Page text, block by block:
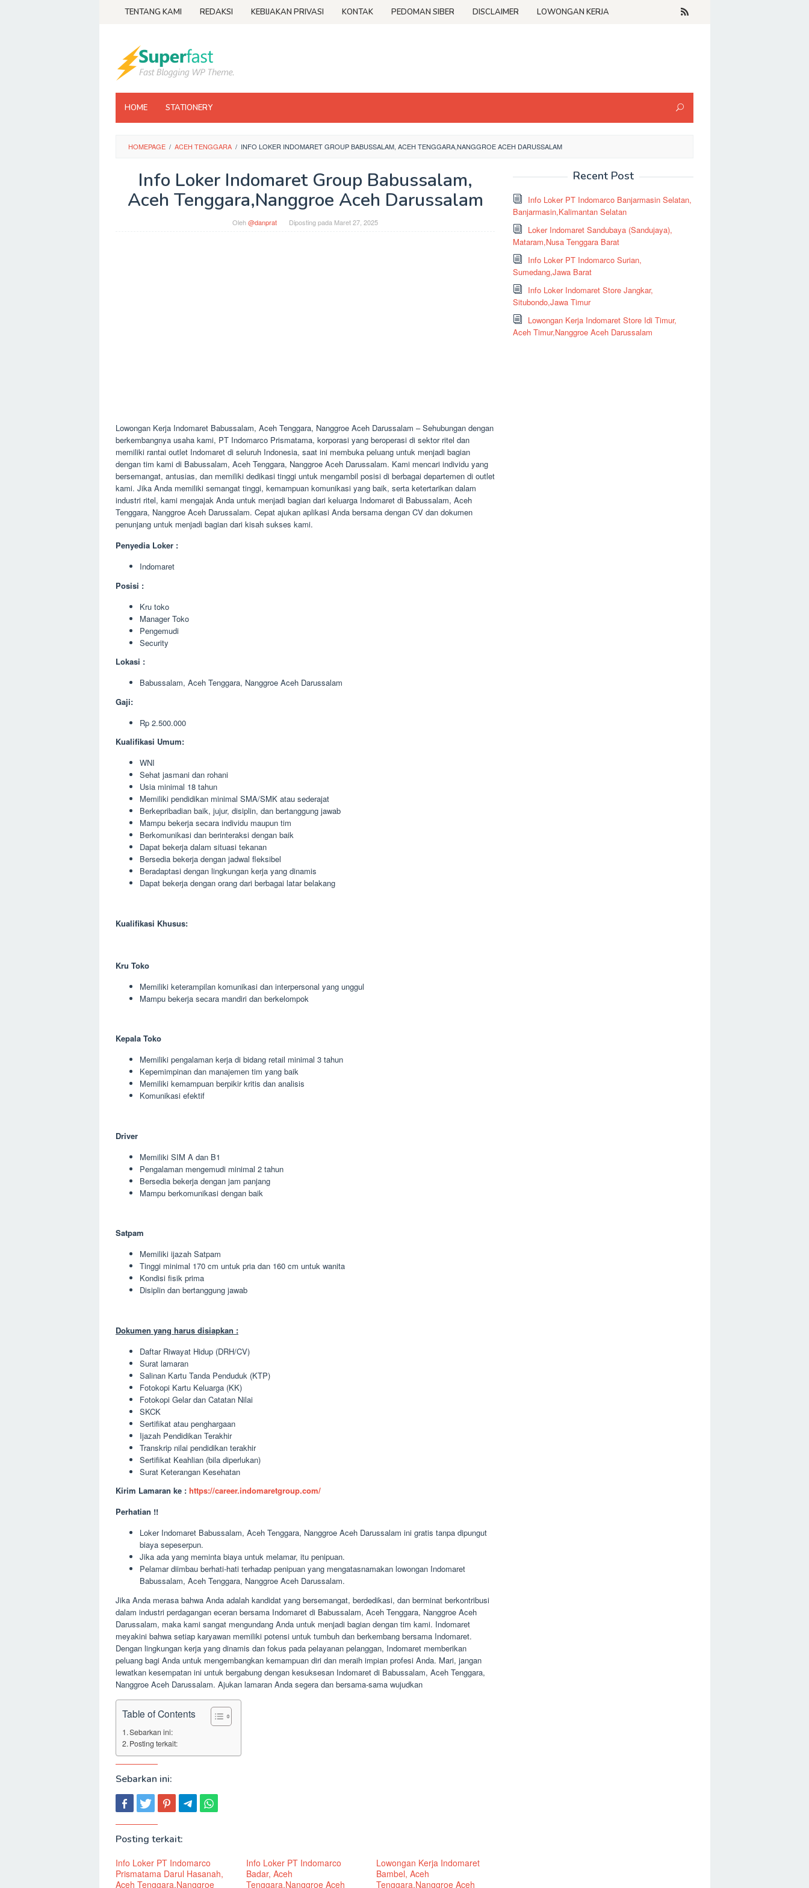
TENTANG KAMI REDAKSI KEBIJAKAN PRIVASI KONTAK PEDOMAN SIBER DISCLAIMER LOWONGAN KERJA
HOME STATIONERY
HOMEPAGE / ACEH TENGGARA / INFO LOKER INDOMARET GROUP BABUSSALAM, ACEH TENGGARA,NANGGROE ACEH DARUSSALAM
Info Loker Indomaret Group Babussalam,
Aceh Tenggara,Nanggroe Aceh Darussalam
Oleh@danprat Diposting pada Maret 27, 2025
Lowongan Kerja Indomaret Babussalam, Aceh Tenggara, Nanggroe Aceh Darussalam – Sehubungan dengan
berkembangnya usaha kami, PT Indomarco Prismatama, korporasi yang beroperasi di sektor ritel dan
memiliki rantai outlet Indomaret di seluruh Indonesia, saat ini membuka peluang untuk menjadi bagian
dengan tim kami di Babussalam, Aceh Tenggara, Nanggroe Aceh Darussalam. Kami mencari individu yang
bersemangat, antusias, dan memiliki dedikasi tinggi untuk mengambil posisi di berbagai departemen di outlet
kami. Jika Anda memiliki semangat tinggi, kemampuan komunikasi yang baik, serta ketertarikan dalam
industri ritel, kami mengajak Anda untuk menjadi bagian dari keluarga Indomaret di Babussalam, Aceh
Tenggara, Nanggroe Aceh Darussalam. Cepat ajukan aplikasi Anda bersama dengan CV dan dokumen
penunjang untuk menjadi bagian dari kisah sukses kami.
Penyedia Loker :
Indomaret
Posisi :
Kru toko
Manager Toko
Pengemudi
Security
Lokasi :
Babussalam, Aceh Tenggara, Nanggroe Aceh Darussalam
Gaji:
Rp 2.500.000
Kualifikasi Umum:
WNI
Sehat jasmani dan rohani
Usia minimal 18 tahun
Memiliki pendidikan minimal SMA/SMK atau sederajat
Berkepribadian baik, jujur, disiplin, dan bertanggung jawab
Mampu bekerja secara individu maupun tim
Berkomunikasi dan berinteraksi dengan baik
Dapat bekerja dalam situasi tekanan
Bersedia bekerja dengan jadwal fleksibel
Beradaptasi dengan lingkungan kerja yang dinamis
Dapat bekerja dengan orang dari berbagai latar belakang
Kualifikasi Khusus:
Kru Toko
Memiliki keterampilan komunikasi dan interpersonal yang unggul
Mampu bekerja secara mandiri dan berkelompok
Kepala Toko
Memiliki pengalaman kerja di bidang retail minimal 3 tahun
Kepemimpinan dan manajemen tim yang baik
Memiliki kemampuan berpikir kritis dan analisis
Komunikasi efektif
Driver
Memiliki SIM A dan B1
Pengalaman mengemudi minimal 2 tahun
Bersedia bekerja dengan jam panjang
Mampu berkomunikasi dengan baik
Satpam
Memiliki ijazah Satpam
Tinggi minimal 170 cm untuk pria dan 160 cm untuk wanita
Kondisi fisik prima
Disiplin dan bertanggung jawab
Dokumen yang harus disiapkan :
Daftar Riwayat Hidup (DRH/CV)
Surat lamaran
Salinan Kartu Tanda Penduduk (KTP)
Fotokopi Kartu Keluarga (KK)
Fotokopi Gelar dan Catatan Nilai
SKCK
Sertifikat atau penghargaan
Ijazah Pendidikan Terakhir
Transkrip nilai pendidikan terakhir
Sertifikat Keahlian (bila diperlukan)
Surat Keterangan Kesehatan
Kirim Lamaran ke : https://career.indomaretgroup.com/
Perhatian !!
Loker Indomaret Babussalam, Aceh Tenggara, Nanggroe Aceh Darussalam ini gratis tanpa dipungut
biaya sepeserpun.
Jika ada yang meminta biaya untuk melamar, itu penipuan.
Pelamar diimbau berhati-hati terhadap penipuan yang mengatasnamakan lowongan Indomaret
Babussalam, Aceh Tenggara, Nanggroe Aceh Darussalam.
Jika Anda merasa bahwa Anda adalah kandidat yang bersemangat, berdedikasi, dan berminat berkontribusi
dalam industri perdagangan eceran bersama Indomaret di Babussalam, Aceh Tenggara, Nanggroe Aceh
Darussalam, maka kami sangat mengundang Anda untuk menjadi bagian dengan tim kami. Indomaret
meyakini bahwa setiap karyawan memiliki potensi untuk tumbuh dan berkembang bersama Indomaret.
Dengan lingkungan kerja yang dinamis dan fokus pada pelayanan pelanggan, Indomaret memberikan
peluang bagi Anda untuk mengembangkan kemampuan diri dan meraih impian profesi Anda. Mari, jangan
lewatkan kesempatan ini untuk bergabung dengan kesuksesan Indomaret di Babussalam, Aceh Tenggara,
Nanggroe Aceh Darussalam. Ajukan lamaran Anda segera dan bersama-sama wujudkan
Table of Contents
Sebarkan ini:
Posting terkait:
Sebarkan ini:
Posting terkait:
Info Loker PT Indomarco
Prismatama Darul Hasanah,
Aceh Tenggara,Nanggroe
Info Loker PT Indomarco
Badar, Aceh
Tenggara,Nanggroe Aceh
Lowongan Kerja Indomaret
Bambel, Aceh
Tenggara,Nanggroe Aceh
Recent Post
Info Loker PT Indomarco Banjarmasin Selatan,
Banjarmasin,Kalimantan Selatan
Loker Indomaret Sandubaya (Sandujaya),
Mataram,Nusa Tenggara Barat
Info Loker PT Indomarco Surian,
Sumedang,Jawa Barat
Info Loker Indomaret Store Jangkar,
Situbondo,Jawa Timur
Lowongan Kerja Indomaret Store Idi Timur,
Aceh Timur,Nanggroe Aceh Darussalam